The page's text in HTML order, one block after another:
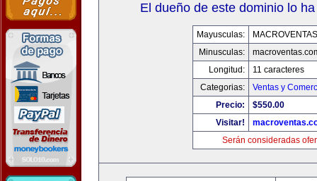
El dueño de este dominio lo
Mayusculas:
Minusculas:
Longitud:
11 caracteres
Categorias:
Ventas y
Precio:
$550.00
Visitar!
Serán consideradas